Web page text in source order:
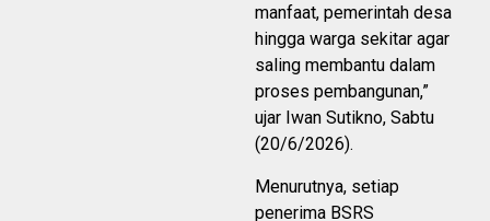
manfaat, pemerintah desa
hingga warga sekitar agar
saling membantu dalam
proses pembangunan,”
ujar Iwan Sutikno, Sabtu
(20/6/2026).
Menurutnya, setiap
penerima BSRS